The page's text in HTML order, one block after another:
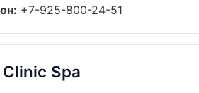
+7-925-800-24-51
Spa